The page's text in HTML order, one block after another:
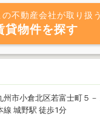
の不動産会社が取り扱う
貸物件を探す
州市小倉北区若富士町５－
線 城野駅 徒歩1分